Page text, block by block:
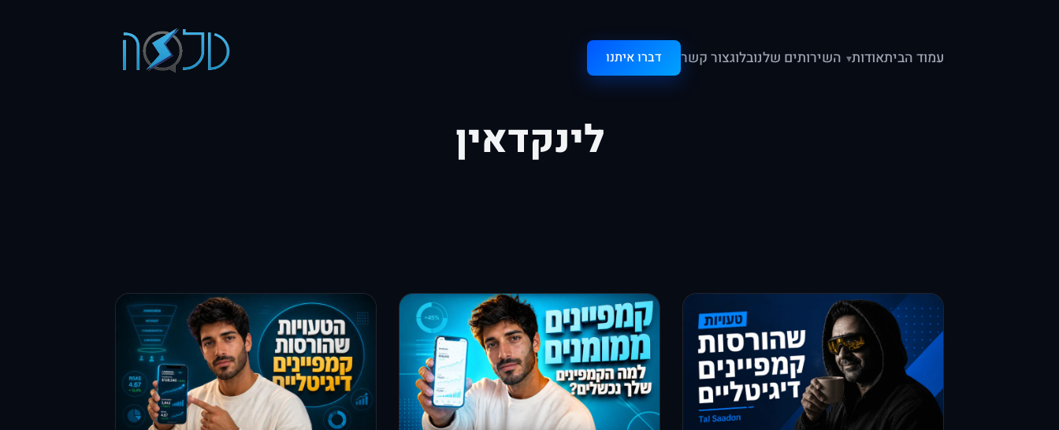
עמוד הביתאודות השירותים שלנובלוגצור קשר דברו איתנו
לינקדאין